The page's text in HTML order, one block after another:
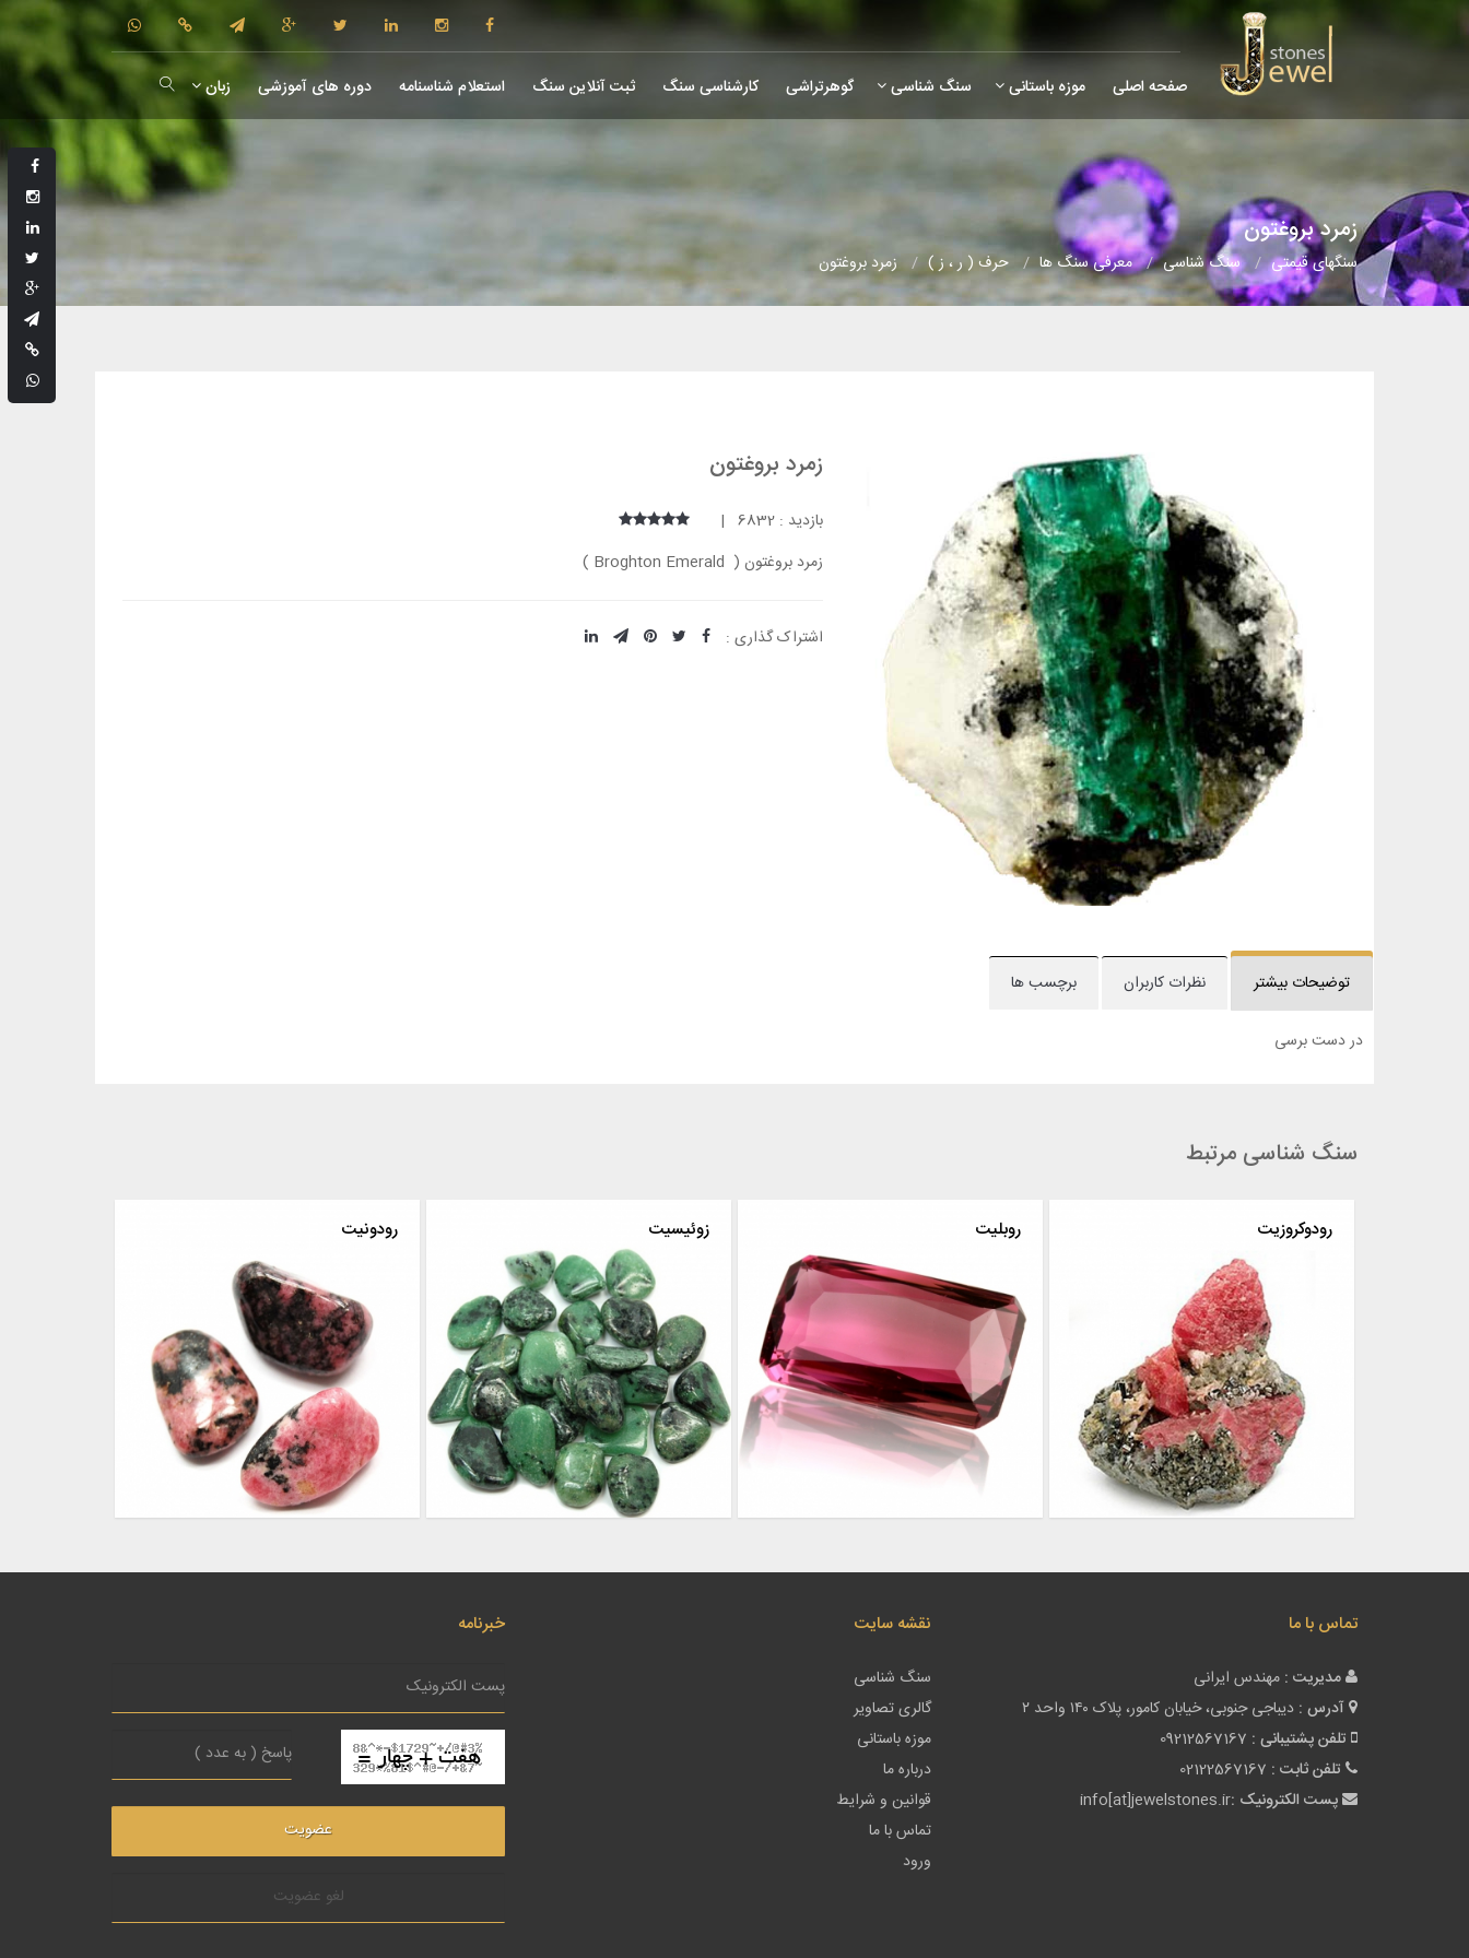
صفحه اصلی موزه باستانی سنگ شناسی گوهرتراشی کارشناسی سنگ ثبت آنلاین سنگ استعلام شناسنامه دوره های آموزشی زبان
زمرد بروغتون
سنگهای قیمتی سنگ شناسی معرفی سنگ ها حرف ( ر ، ز ) زمرد بروغتون
زمرد بروغتون
بازدید : 6832 |
زمرد بروغتون ( Broghton Emerald )
اشتراک گذاری :
توضیحات بیشتر نظرات کاربران برچسب ها
در دست برسی
سنگ شناسی مرتبط
رودونیت زوئیسیت روبلیت رودوکروزیت
تماس با ما
مدیریت : مهندس ایرانی
آدرس : دیباجی جنوبی، خیابان کامور، پلاک ۱۴۰ واحد ۲
تلفن پشتیبانی : 09212567167
تلفن ثابت : 02122567167
پست الکترونیک :info[at]jewelstones.ir
نقشه سایت
سنگ شناسی
گالری تصاویر
موزه باستانی
درباره ما
قوانین و شرایط
تماس با ما
ورود
خبرنامه
لغو عضویت